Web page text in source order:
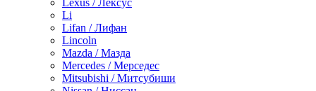
Lexus / Лексус
Li
Lifan / Лифан
Lincoln
Mazda / Мазда
Mercedes / Мерседес
Mitsubishi / Митсубиши